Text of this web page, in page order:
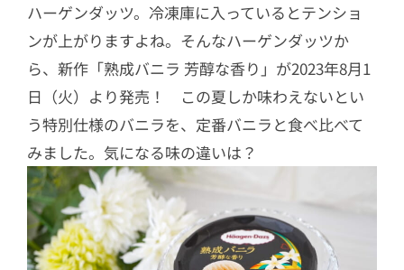
ハーゲンダッツ。冷凍庫に入っているとテンショ
ンが上がりますよね。そんなハーゲンダッツか
ら、新作「熟成バニラ 芳醇な香り」が2023年8月1
日（火）より発売！ この夏しか味わえないとい
う特別仕様のバニラを、定番バニラと食べ比べて
みました。気になる味の違いは？